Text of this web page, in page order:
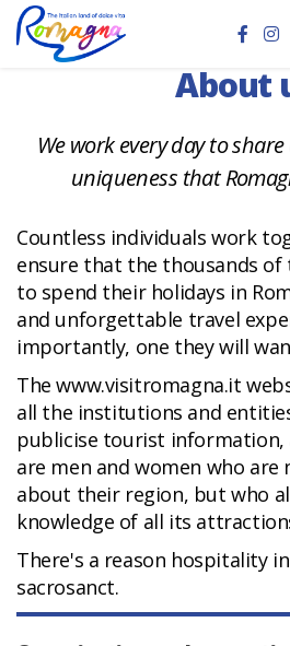
HOME
About
We work every day to
uniqueness that
Countless individuals work
ensure that the thousands of
to spend their holidays in
and unforgettable travel
importantly, one they will
The www.visitromagna.it
all the institutions and
publicise tourist information,
are men and women who are
about their region, but who
knowledge of all its
There's a reason hospitality
sacrosanct.